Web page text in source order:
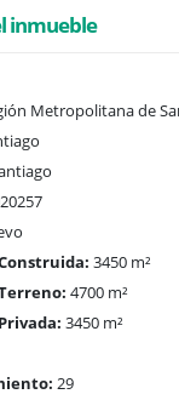
inmueble
Metropolitana de
3450 m²
4700 m²
3450 m²
29